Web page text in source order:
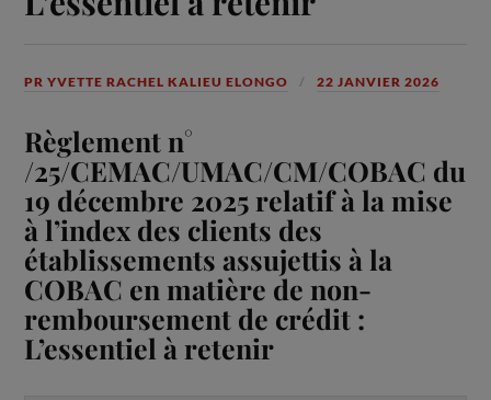
PR YVETTE RACHEL KALIEU ELONGO 22 JANVIER 2026
Règlement n°
/25/CEMAC/UMAC/CM/COBAC du
19 décembre 2025 relatif à la mise
à l’index des clients des
établissements assujettis à la
COBAC en matière de non-
remboursement de crédit :
L’essentiel à retenir